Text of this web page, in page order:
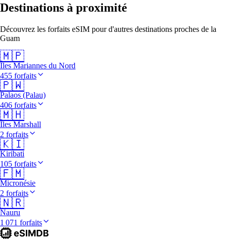
Destinations à proximité
Découvrez les forfaits eSIM pour d'autres destinations proches de la
Guam
🇲🇵
Îles Mariannes du Nord
455 forfaits
🇵🇼
Palaos (Palau)
406 forfaits
🇲🇭
Îles Marshall
2 forfaits
🇰🇮
Kiribati
105 forfaits
🇫🇲
Micronésie
2 forfaits
🇳🇷
Nauru
1 071 forfaits